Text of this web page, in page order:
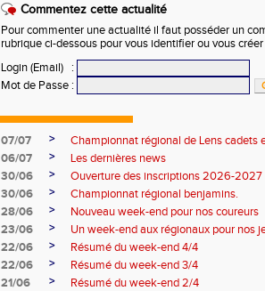
Commentez cette actualité
Pour commenter une actualité il faut posséder un
rubrique ci-dessous pour vous identifier ou vous
Login (Email)
:
Mot de Passe :
07/07 >
Championnat régional de Lens cadets
06/07
>
Les dernières news
30/06
>
Ouverture des inscriptions 2026-2027
30/06
>
Championnat régional benjamins.
28/06
>
Nouveau week-end pour nos coureurs
23/06
>
Un week-end aux régionaux pour nos
22/06
>
Résumé du week-end 4/4
22/06
>
Résumé du week-end 3/4
21/06
>
Résumé du week-end 2/4